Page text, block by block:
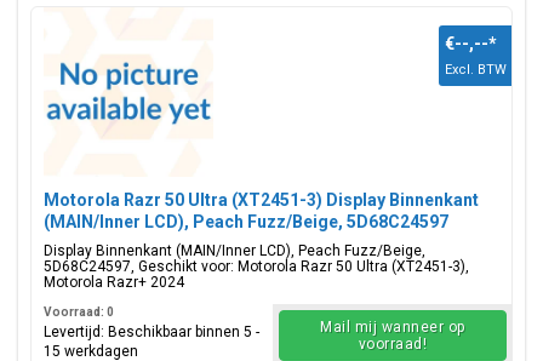
Motorola Razr 50 Ultra (XT2451-3) Display Binnenkant
(MAIN/Inner LCD), Peach Fuzz/Beige, 5D68C24597
Display Binnenkant (MAIN/Inner LCD), Peach Fuzz/Beige,
5D68C24597, Geschikt voor: Motorola Razr 50 Ultra (XT2451-3),
Motorola Razr+ 2024
€--,--*
Excl. BTW
Voorraad: 0
Levertijd: Beschikbaar binnen 5 -
15 werkdagen
Mail mij wanneer op
voorraad!